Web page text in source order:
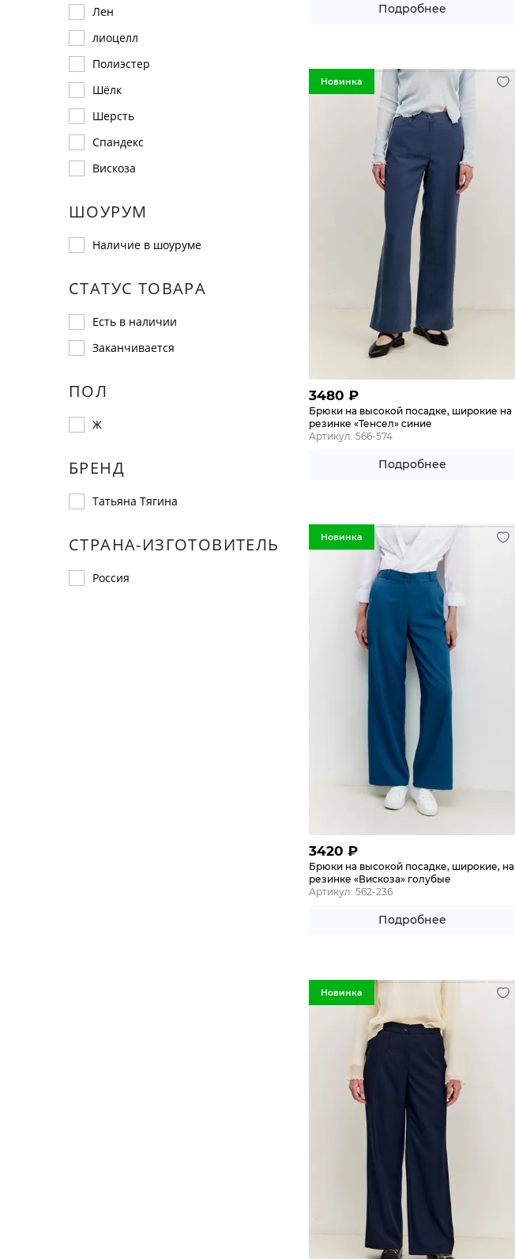
Лен
лиоцелл
Полиэстер
Шёлк
Шерсть
Спандекс
Вискоза
ШОУРУМ
Наличие в шоуруме
СТАТУС ТОВАРА
Есть в наличии
Заканчивается
ПОЛ
Ж
БРЕНД
Татьяна Тягина
СТРАНА-ИЗГОТОВИТЕЛЬ
Россия
Подробнее
Новинка
3480 ₽
Брюки на высокой посадке, широкие на
резинке «Тенсел» синие
Артикул: 566-574
Подробнее
Новинка
3420 ₽
Брюки на высокой посадке, широкие, на
резинке «Вискоза» голубые
Артикул: 562-236
Подробнее
Новинка